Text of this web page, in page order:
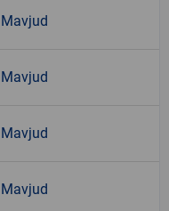
Mavjud
Mavjud
Mavjud
Mavjud